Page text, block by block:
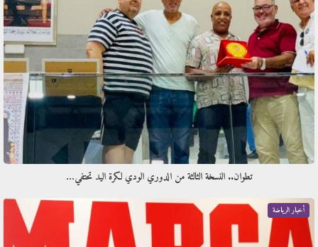
تطوان.. النسخة الثالثة من الدوري الودي لكرة اليد تحتفي…
أخبار الرياضة